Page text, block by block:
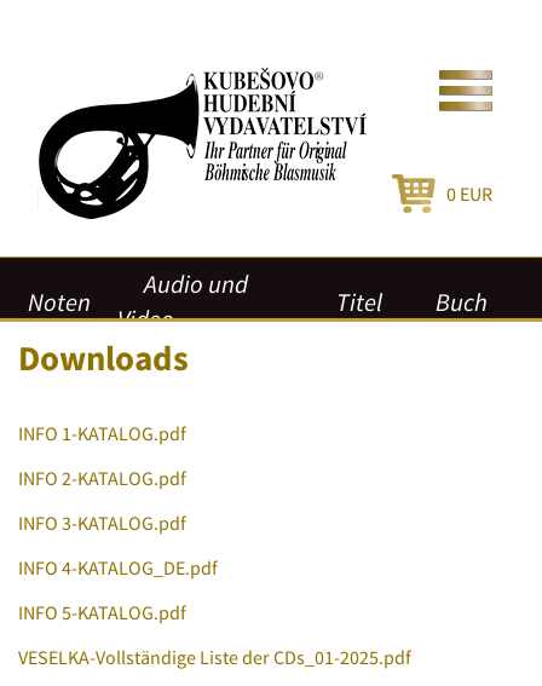
0 EUR
Noten
Audio und
Video
Titel Buch
Downloads
INFO 1-KATALOG.pdf
INFO 2-KATALOG.pdf
INFO 3-KATALOG.pdf
INFO 4-KATALOG_DE.pdf
INFO 5-KATALOG.pdf
VESELKA-Vollständige Liste der CDs_01-2025.pdf